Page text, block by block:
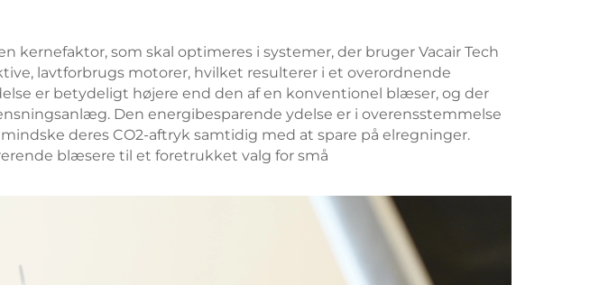
som skal optimeres i systemer, der bruger Vacair Tech
lavtforbrugs motorer, hvilket resulterer i et overordnende
er betydeligt højere end den af en konventionel blæser, og der
Den energibesparende ydelse er i overensstemmelse
deres CO2-aftryk samtidig med at spare på elregninger.
blæsere til et foretrukket valg for små